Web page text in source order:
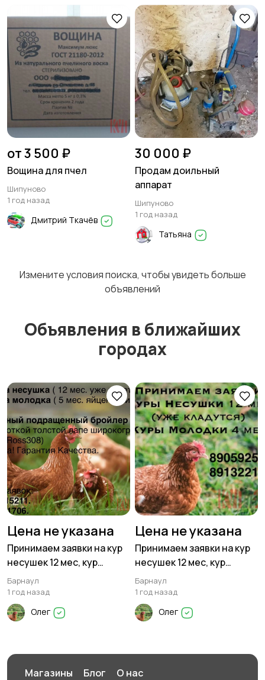
от 3 500 ₽
Вощина для пчел
Шипуново
1 год назад
Дмитрий Ткачёв
30 000 ₽
Продам доильный
аппарат
Шипуново
1 год назад
Татьяна
Измените условия поиска, чтобы увидеть больше
объявлений
Объявления в ближайших
городах
Цена не указана
Принимаем заявки на кур
несушек 12 мес, кур
молодок 4 мес,
бройлеров
Барнаул
1 год назад
Олег
Цена не указана
Принимаем заявки на кур
несушек 12 мес, кур
молодок 4 мес
Барнаул
1 год назад
Олег
Магазины Блог О нас